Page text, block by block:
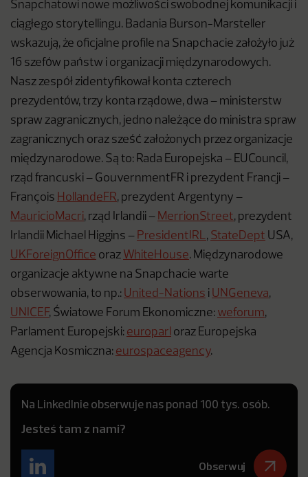
Snapchatowi nowe możliwości swobodnej komunikacji i
ciągłego storytellingu. Badania Burson-Marsteller
wskazują, że oficjalne profile na Snapchacie założyło już
16 szefów państw i organizacji międzynarodowych.
Nasz zespół zidentyfikował konta czterech
prezydentów, trzy konta rządowe, dwa – ministerstw
spraw zagranicznych, jedno należące do ministra spraw
zagranicznych oraz sześć założonych przez organizacje
międzynarodowe. Są to: Rada Europejska – EUCouncil,
rząd francuski – GouvernmentFR i prezydent Francji –
François HollandeFR, prezydent Argentyny –
MauricioMacri, rząd Irlandii – MerrionStreet, prezydent
Irlandii Michael Higgins – PresidentIRL, StateDept USA,
UKForeignOffice oraz WhiteHouse. Międzynarodowe
organizacje aktywne na Snapchacie warte
obserwowania, to np.: United-Nations i UNGeneva,
UNICEF, Światowe Forum Ekonomiczne: weforum,
Parlament Europejski: europarl oraz Europejska
Agencja Kosmiczna: eurospaceagency.
Na LinkedInie obserwuje nas ponad 100 tys. osób.
Jesteś tam z nami?
Obserwuj